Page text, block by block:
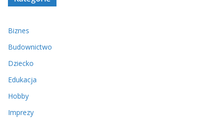
Biznes
Budownictwo
Dziecko
Edukacja
Hobby
Imprezy